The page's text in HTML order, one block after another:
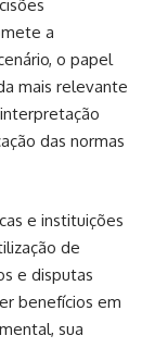
a
o papel
mais relevante
das normas
e instituições
de
e disputas
benefícios em
sua